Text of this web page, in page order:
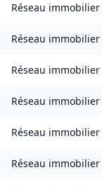
Réseau immobilier
Réseau immobilier
Réseau immobilier
Réseau immobilier
Réseau immobilier
Réseau immobilier